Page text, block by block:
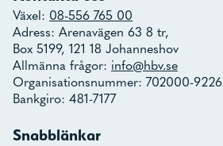
Växel: 08-556 765 00
Adress: Arenavägen 63 8 tr,
Box 5199, 121 18 Johanneshov
Allmänna frågor: info@hbv.se
Organisationsnummer: 702000-9226
Bankgiro: 481-7177
Snabblänkar